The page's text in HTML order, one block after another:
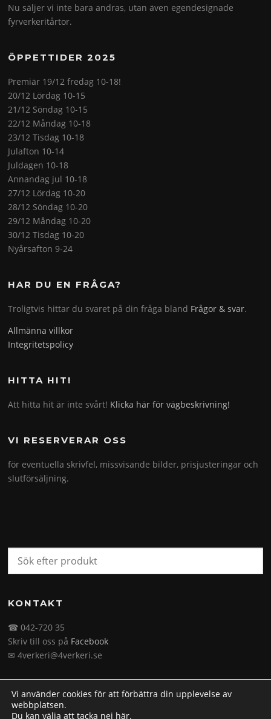
Nu säljer vi inte bara andras, utan även egendesignade
fyrverkeritårtor.
ÖPPETTIDER 2025
Premiär 19/12 fredag 10-18!
20/12 Lördag 10-15
21/12 Söndag 10-15
22/12 Måndag 10-18
23/12 Tisdag 10-18
Julafton 10-14
Juldagen 10-18
Annandag jul 10-18
27/12 Lördag 10-20
28/12 Söndag 10-20
29/12 Måndag 10-20
30/12 Tisdag 10-20
Nyårsafton 9-24
HAR DU EN FRÅGA?
Troligtvis hittar du svaret på din fråga bland Frågor & svar.
Allmänna villkor
Integritetspolicy
HITTA HIT!
Att hitta hit är inte svårt! Klicka här för vägbeskrivning!
VI RESERVERAR OSS
för eventuella skrivfel, missvisande bilder, prisjusteringar och
slutförsäljning.
KONTAKT
☎ 042-720 35
Skriv till oss på Facebook
✉ 4verkeri@4verkeri.se
Upphovsrätt © 2026 4verkeri.se. Alla rättigheter förbehålls.
Vi använder cookies för att förbättra din upplevelse av
webbplatsen.
Du kan välja att tacka nej här.